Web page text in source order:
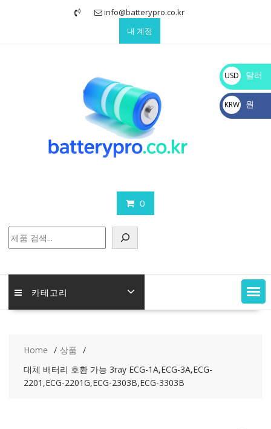
info@batterypro.co.kr
내 계정
0
색
카테고리
Home
상품
대체 배터리 호환 가능 3ray ECG-1A,ECG-3A,ECG-
2201,ECG-2201G,ECG-2303B,ECG-3303B
USD
$
달러
KRW
₩
원